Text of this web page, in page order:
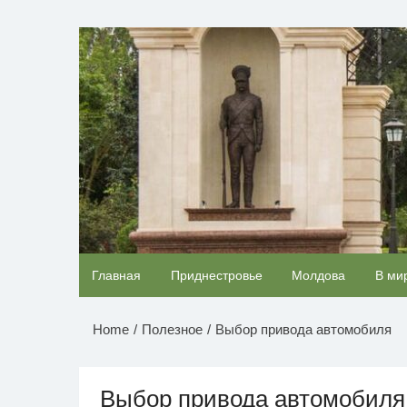
содержимомуНОВОСТИ
Главная Приднестровье Молдова В
Home Полезное Выбор привода автомобиля
Выбор привода автомобиля
Ролик из Омска: вы будете смеяться долго